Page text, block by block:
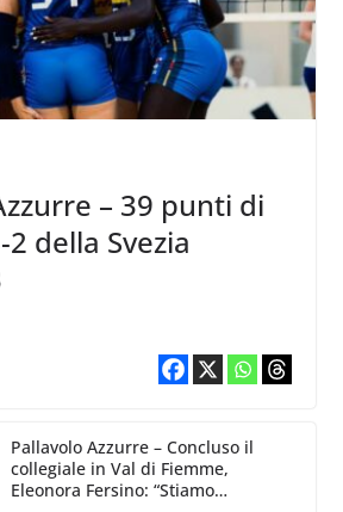
– 39 punti di
della Svezia
Pallavolo Azzurre – Concluso il
collegiale in Val di Fiemme,
Eleonora Fersino: “Stiamo